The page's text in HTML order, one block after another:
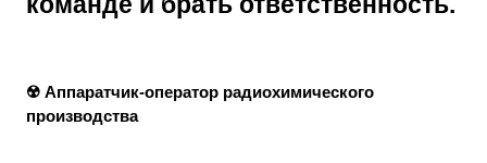
☢️ Аппаратчик-оператор радиохимического
производства